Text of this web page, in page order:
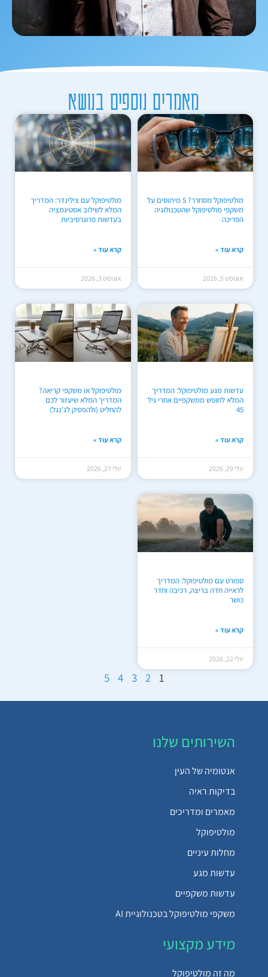
מאמרים נוספים בנושא
מולטיפוקל מסחרר? 5 מיתוסים על
משקפי מולטיפוקל שהטכנולוגיה
הפריכה
קרא עוד »
אוגוסט 5, 2026
מולטיפוקל עם צילינדר: המדריך
המלא לשילוב אסטיגמציה
בעדשות פרוגרסיביות
קרא עוד »
אוגוסט 3, 2026
עדשות מגע מולטיפוקל: המדריך
המלא לחופש ממשקפיים אחרי גיל
45
קרא עוד »
יולי 29, 2026
מולטיפוקל או משקפי קריאה?
המדריך המלא שיעזור לכם
להחליט (ולהפסיק לג'נגל)
קרא עוד »
יולי 27, 2026
ספורט עם מולטיפוקל: המדריך
לראייה חדה בריצה, רכיבה וחדר
כושר
קרא עוד »
יולי 22, 2026
1
2
3
4
5
השירותים שלנו
אנטומיה של העין
בדיקות ראיה
מאמרים ומדריכים
מולטיפוקל
מחלות עיניים
עדשות מגע
עדשות משקפיים
משקפי מולטיפוקל בטכנולוגיית AI
מידע מקצועי
מה זה מולטיפוקל